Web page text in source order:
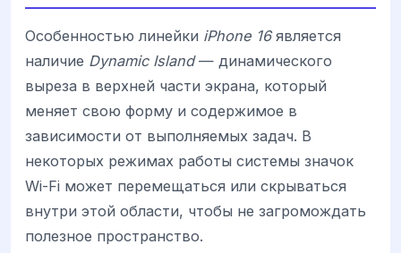
Особенностью линейки iPhone 16является
наличие Dynamic Island— динамического
выреза в верхней части экрана, который
меняет свою форму и содержимое в
зависимости от выполняемых задач. В
некоторых режимах работы системы значок
Wi-Fi может перемещаться или скрываться
внутри этой области, чтобы не загромождать
полезное пространство.